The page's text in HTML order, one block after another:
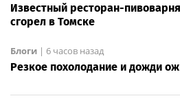
Известный ресторан-
сгорел в Томске
Блоги | 6 часов назад
Резкое похолодание и дожди